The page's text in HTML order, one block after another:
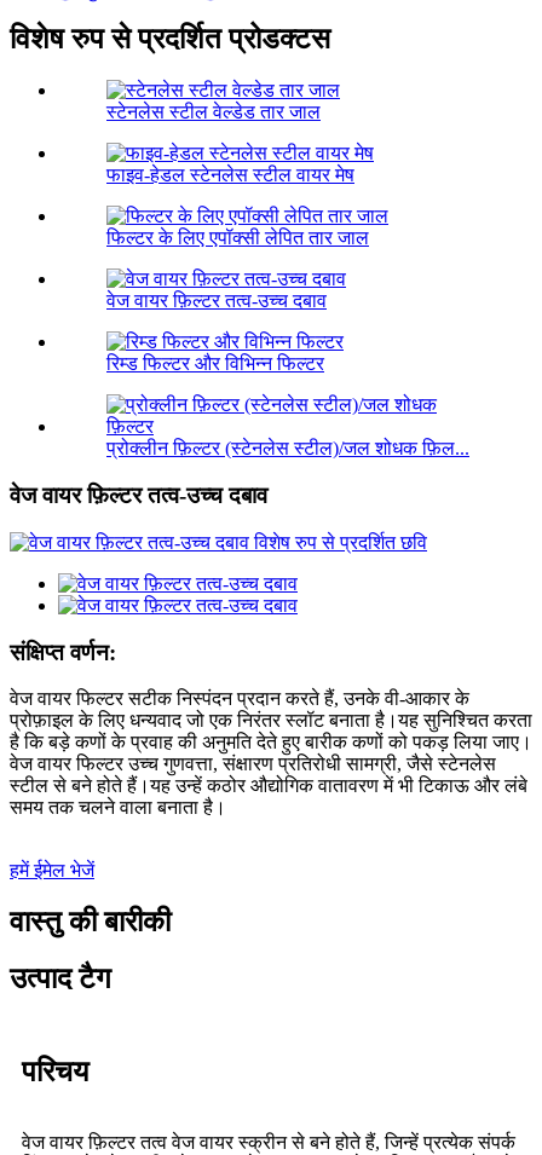
विशेष रुप से प्रदर्शित प्रोडक्टस
स्टेनलेस स्टील वेल्डेड तार जाल
फाइव-हेडल स्टेनलेस स्टील वायर मेष
फिल्टर के लिए एपॉक्सी लेपित तार जाल
वेज वायर फ़िल्टर तत्व-उच्च दबाव
रिम्ड फिल्टर और विभिन्न फिल्टर
प्रोक्लीन फ़िल्टर (स्टेनलेस स्टील)/जल शोधक फ़िल...
वेज वायर फ़िल्टर तत्व-उच्च दबाव
संक्षिप्त वर्णन:
वेज वायर फिल्टर सटीक निस्पंदन प्रदान करते हैं, उनके वी-आकार के
प्रोफ़ाइल के लिए धन्यवाद जो एक निरंतर स्लॉट बनाता है।यह सुनिश्चित करता
है कि बड़े कणों के प्रवाह की अनुमति देते हुए बारीक कणों को पकड़ लिया जाए।
वेज वायर फिल्टर उच्च गुणवत्ता, संक्षारण प्रतिरोधी सामग्री, जैसे स्टेनलेस
स्टील से बने होते हैं।यह उन्हें कठोर औद्योगिक वातावरण में भी टिकाऊ और लंबे
समय तक चलने वाला बनाता है।
हमें ईमेल भेजें
वास्तु की बारीकी
उत्पाद टैग
परिचय
वेज वायर फ़िल्टर तत्व वेज वायर स्क्रीन से बने होते हैं, जिन्हें प्रत्येक संपर्क